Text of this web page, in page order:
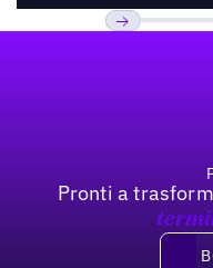
Pronti a
Book